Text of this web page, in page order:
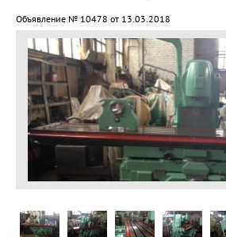
Объявление № 10478 от 13.03.2018